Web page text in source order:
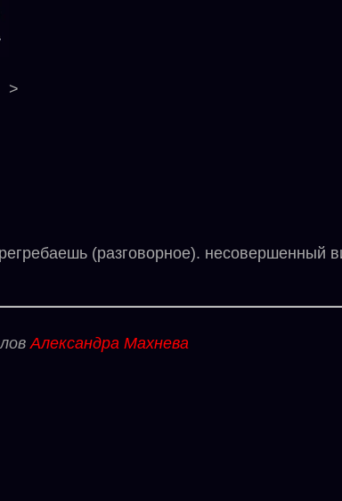
>
(разговорное). несовершенный
Александра Махнева